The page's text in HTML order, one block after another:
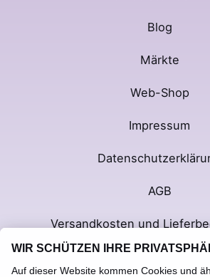
Blog
Märkte
Web-Shop
Impressum
AGB
Versandkosten und